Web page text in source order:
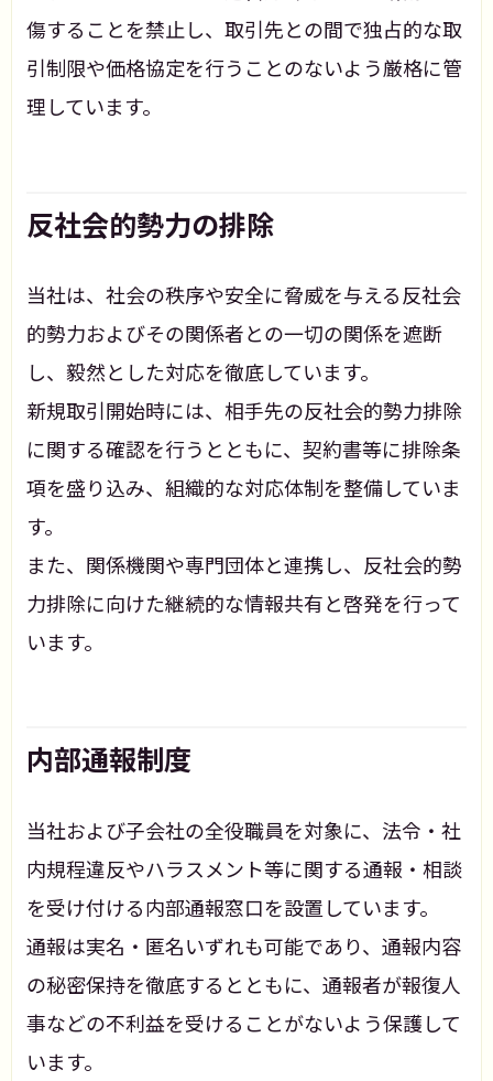
傷することを禁止し、取引先との間で独占的な取
引制限や価格協定を行うことのないよう厳格に管
理しています。
反社会的勢力の排除
当社は、社会の秩序や安全に脅威を与える反社会
的勢力およびその関係者との一切の関係を遮断
し、毅然とした対応を徹底しています。
新規取引開始時には、相手先の反社会的勢力排除
に関する確認を行うとともに、契約書等に排除条
項を盛り込み、組織的な対応体制を整備していま
す。
また、関係機関や専門団体と連携し、反社会的勢
力排除に向けた継続的な情報共有と啓発を行って
います。
内部通報制度
当社および子会社の全役職員を対象に、法令・社
内規程違反やハラスメント等に関する通報・相談
を受け付ける内部通報窓口を設置しています。
通報は実名・匿名いずれも可能であり、通報内容
の秘密保持を徹底するとともに、通報者が報復人
事などの不利益を受けることがないよう保護して
います。